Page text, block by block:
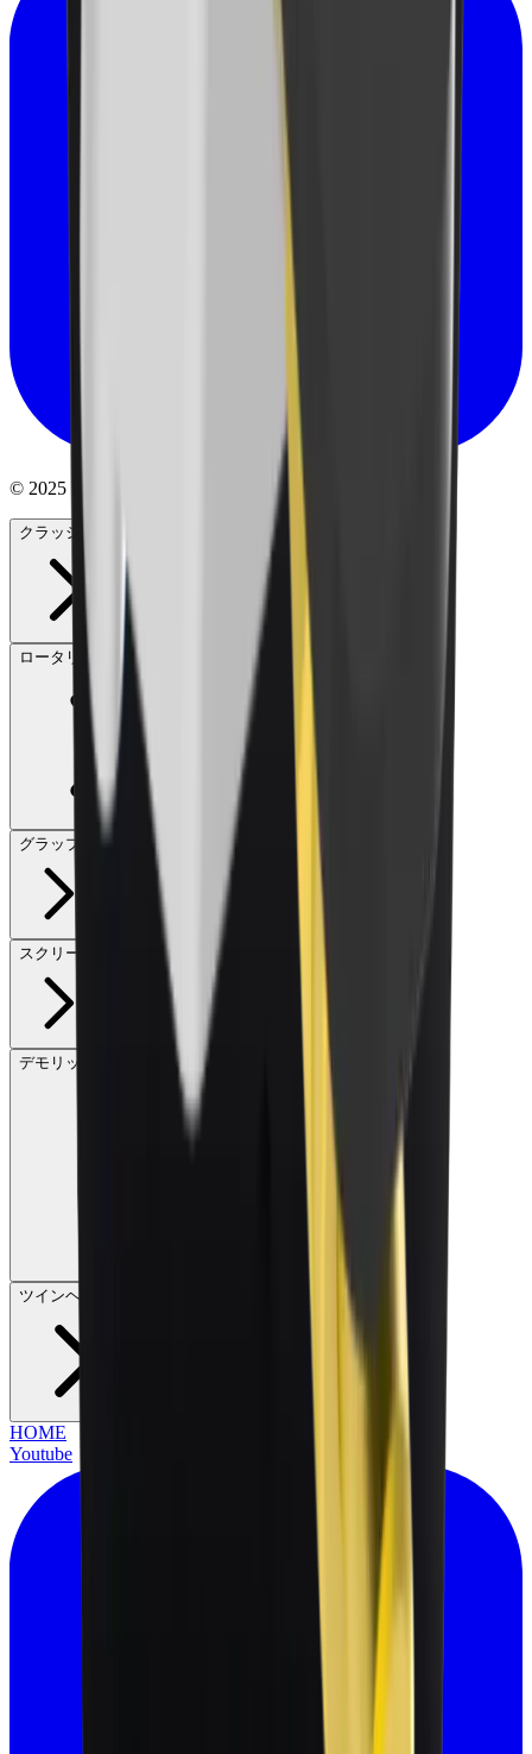
© 2025 MB Crusher Japan. All rights reserved.
クラッシャー
ロータリースクリーン
グラップル
スクリーン
デモリッションクラッシャー
ツインヘッダー
HOME
Youtube